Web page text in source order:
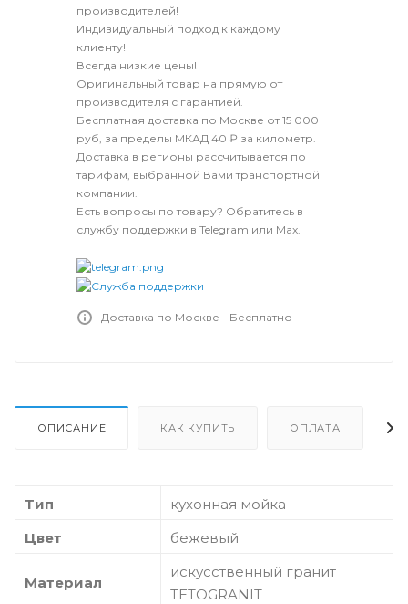
производителей!
Индивидуальный подход к каждому
клиенту!
Всегда низкие цены!
Оригинальный товар на прямую от
производителя с гарантией.
Бесплатная доставка по Москве от 15 000
руб, за пределы МКАД 40 ₽ за километр.
Доставка в регионы рассчитывается по
тарифам, выбранной Вами транспортной
компании.
Есть вопросы по товару? Обратитесь в
службу поддержки в Telegram или Max.
Доставка по Москве - Бесплатно
ОПИСАНИЕ КАК КУПИТЬ ОПЛАТА
Тип
кухонная мойка
Цвет
бежевый
Материал
искусственный гранит
TETOGRANIT